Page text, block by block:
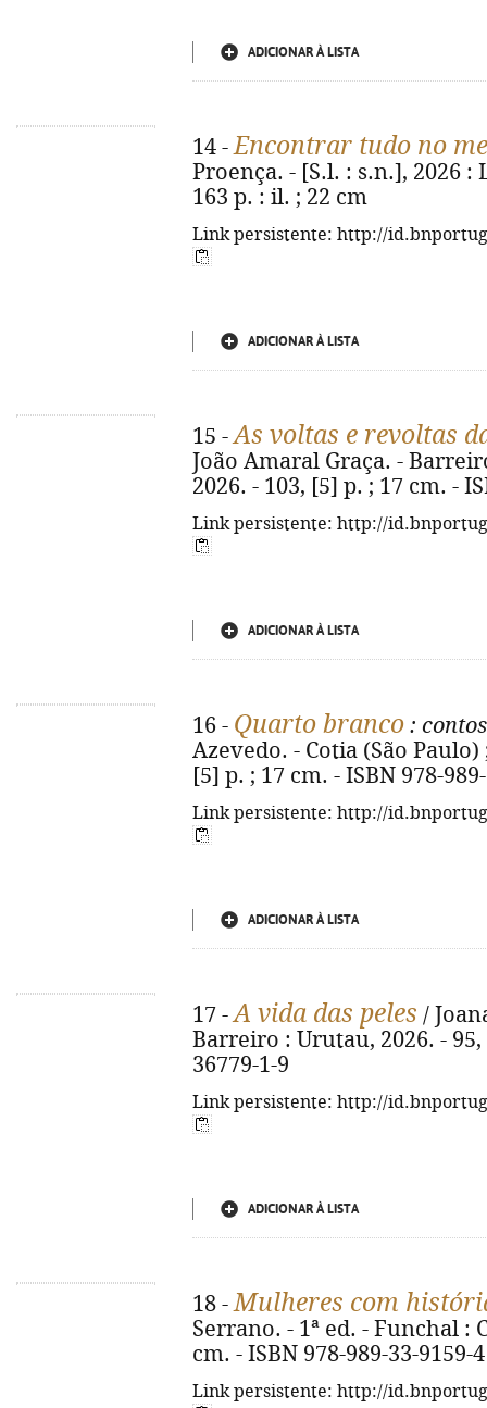
ADICIONAR À LISTA
14 -Encontrar tudo no
Proença. - [S.l. : s.n.], 2026 :
163 p. : il. ; 22 cm
Link persistente: http://
ADICIONAR À LISTA
15 -As voltas e revoltas
João Amaral Graça. -
2026. - 103, [5] p. ; 17 cm. -
Link persistente: http://
ADICIONAR À LISTA
16 - Quarto branco :
Azevedo. - Cotia (São
[5] p. ; 17 cm. - ISBN 978-
Link persistente: http://
ADICIONAR À LISTA
17 -A vida das peles /
Barreiro : Urutau, 2026. - 95,
36779-1-9
Link persistente: http://
ADICIONAR À LISTA
18 -Mulheres com
Serrano. - 1ª ed. - Funchal :
cm. - ISBN 978-989-33-9159-4
Link persistente: http://